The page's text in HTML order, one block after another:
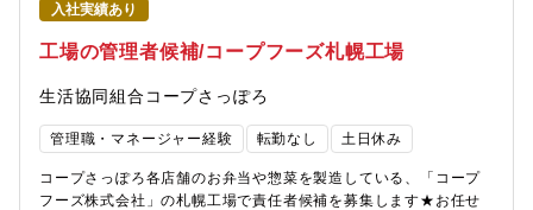
入社実績あり
工場の管理者候補/コープフーズ札幌工場
生活協同組合コープさっぽろ
管理職・マネージャー経験 転勤なし 土日休み
コープさっぽろ各店舗のお弁当や惣菜を製造している、「コープ
フーズ株式会社」の札幌工場で責任者候補を募集します★お任せ